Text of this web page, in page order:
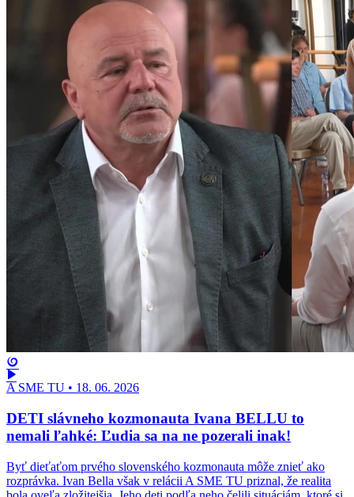
A SME TU • 18. 06. 2026
DETI slávneho kozmonauta Ivana BELLU to
nemali ľahké: Ľudia sa na ne pozerali inak!
Byť dieťaťom prvého slovenského kozmonauta môže znieť ako
rozprávka. Ivan Bella však v relácii A SME TU priznal, že realita